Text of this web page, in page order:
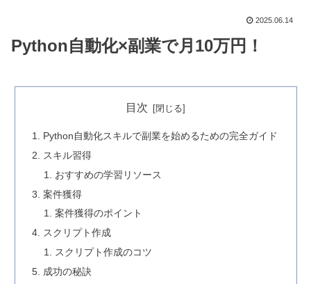
2025.06.14
Python自動化×副業で月10万円！
目次
Python自動化スキルで副業を始めるための完全ガイド
スキル習得
おすすめの学習リソース
案件獲得
案件獲得のポイント
スクリプト作成
スクリプト作成のコツ
成功の秘訣